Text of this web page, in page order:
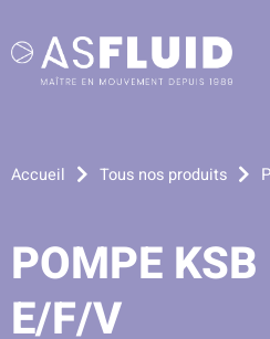
Aller à la recherche
Accueil Tous nos produits
POMPE
E/F/V